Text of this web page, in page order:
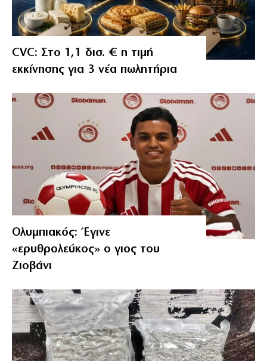
CVC: Στο 1,1 δισ. € η τιμή
εκκίνησης για 3 νέα πωλητήρια
Ολυμπιακός: Έγινε
«ερυθρολεύκος» ο γιος του
Ζιοβάνι